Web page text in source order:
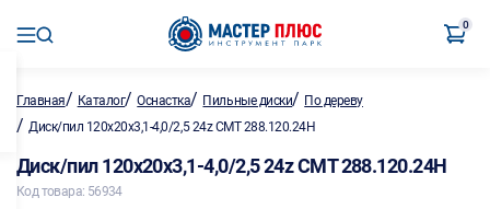
0
Главная/ Каталог/Оснастка/ Пильные диски/ По дереву
/ Диск/пил 120х20х3,1-4,0/2,5 24z CMT 288.120.24Н
Диск/пил 120х20х3,1-4,0/2,5 24z CMT 288.120.24Н
Код товара: 56934